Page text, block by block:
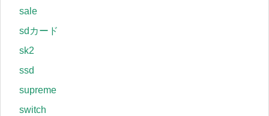
sale
sdカード
sk2
ssd
supreme
switch